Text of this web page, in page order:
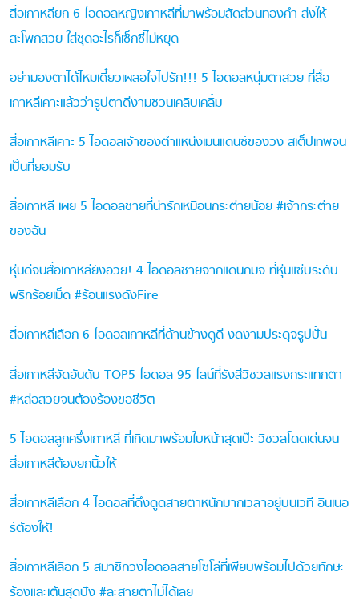
สื่อเกาหลียก 6 ไอดอลหญิงเกาหลีที่มาพร้อมสัดส่วนทองคำ ส่งให้
สะโพกสวย ใส่ชุดอะไรก็เซ็กซี่ไม่หยุด
อย่ามองตาได้ไหมเดี๋ยวเผลอใจไปรัก!!! 5 ไอดอลหนุ่มตาสวย ที่สื่อ
เกาหลีเคาะแล้วว่ารูปตาดีงามชวนเคลิบเคลิ้ม
สื่อเกาหลีเคาะ 5 ไอดอลเจ้าของตำแหน่งเมนแดนซ์ของวง สเต็ปเทพจน
เป็นที่ยอมรับ
สื่อเกาหลี เผย 5 ไอดอลชายที่น่ารักเหมือนกระต่ายน้อย #เจ้ากระต่าย
ของฉัน
หุ่นดีจนสื่อเกาหลียังอวย! 4 ไอดอลชายจากแดนกิมจิ ที่หุ่นแซ่บระดับ
พริกร้อยเม็ด #ร้อนแรงดังFire
สื่อเกาหลีเลือก 6 ไอดอลเกาหลีที่ด้านข้างดูดี งดงามประดุจรูปปั้น
สื่อเกาหลีจัดอันดับ TOP5 ไอดอล 95 ไลน์ที่รังสีวิชวลแรงกระแทกตา
#หล่อสวยจนต้องร้องขอชีวิต
5 ไอดอลลูกครึ่งเกาหลี ที่เกิดมาพร้อมใบหน้าสุดเป๊ะ วิชวลโดดเด่นจน
สื่อเกาหลีต้องยกนิ้วให้
สื่อเกาหลีเลือก 4 ไอดอลที่ดึงดูดสายตาหนักมากเวลาอยู่บนเวที อินเนอ
ร์ต้องให้!
สื่อเกาหลีเลือก 5 สมาชิกวงไอดอลสายโซโล่ที่เพียบพร้อมไปด้วยทักษะ
ร้องและเต้นสุดปัง #ละสายตาไม่ได้เลย